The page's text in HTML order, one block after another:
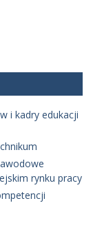
i kadry edukacji
rynku pracy